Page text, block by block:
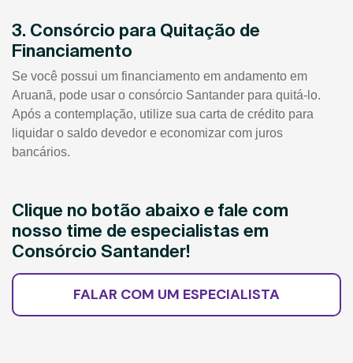
3. Consórcio para Quitação de
Financiamento
Se você possui um financiamento em andamento em
Aruanã, pode usar o consórcio Santander para quitá-lo.
Após a contemplação, utilize sua carta de crédito para
liquidar o saldo devedor e economizar com juros
bancários.
Clique no botão abaixo e fale com
nosso time de especialistas em
Consórcio Santander!
FALAR COM UM ESPECIALISTA